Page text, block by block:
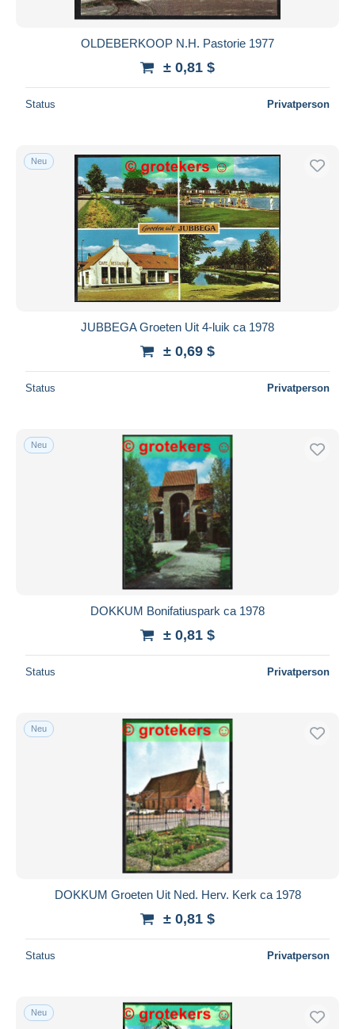
OLDEBERKOOP N.H. Pastorie 1977
± 0,81 $
Status Privatperson
Neu
JUBBEGA Groeten Uit 4-luik ca 1978
± 0,69 $
Status Privatperson
Neu
DOKKUM Bonifatiuspark ca 1978
± 0,81 $
Status Privatperson
Neu
DOKKUM Groeten Uit Ned. Herv. Kerk ca 1978
± 0,81 $
Status Privatperson
Neu